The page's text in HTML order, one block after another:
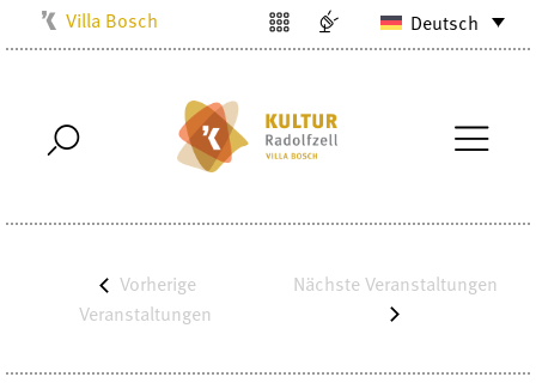
Musikschule
Stadtmuseum
Stadtbibliothek
Villa Bosch
Radolfzell1200
Deutsch
Vorherige
Veranstaltungen
Nächste Veranstaltungen